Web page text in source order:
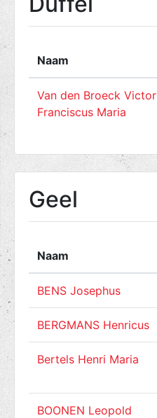
Naam
Van den Broeck Victor
Franciscus Maria
Geel
Naam
BENS Josephus
BERGMANS Henricus
Bertels Henri Maria
BOONEN Leopold